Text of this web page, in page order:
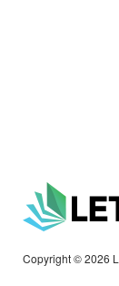
Copyright © 2026